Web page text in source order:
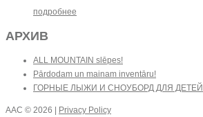
подробнее
АРХИВ
ALL MOUNTAIN slēpes!
Pārdodam un mainam inventāru!
ГОРНЫЕ ЛЫЖИ И СНОУБОРД ДЛЯ ДЕТЕЙ
AAC © 2026 | Privacy Policy